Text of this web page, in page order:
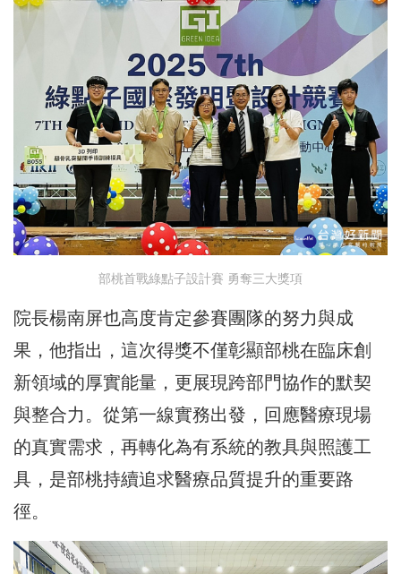
部桃首戰綠點子設計賽 勇奪三大獎項
院長楊南屏也高度肯定參賽團隊的努力與成
果，他指出，這次得獎不僅彰顯部桃在臨床創
新領域的厚實能量，更展現跨部門協作的默契
與整合力。從第一線實務出發，回應醫療現場
的真實需求，再轉化為有系統的教具與照護工
具，是部桃持續追求醫療品質提升的重要路
徑。